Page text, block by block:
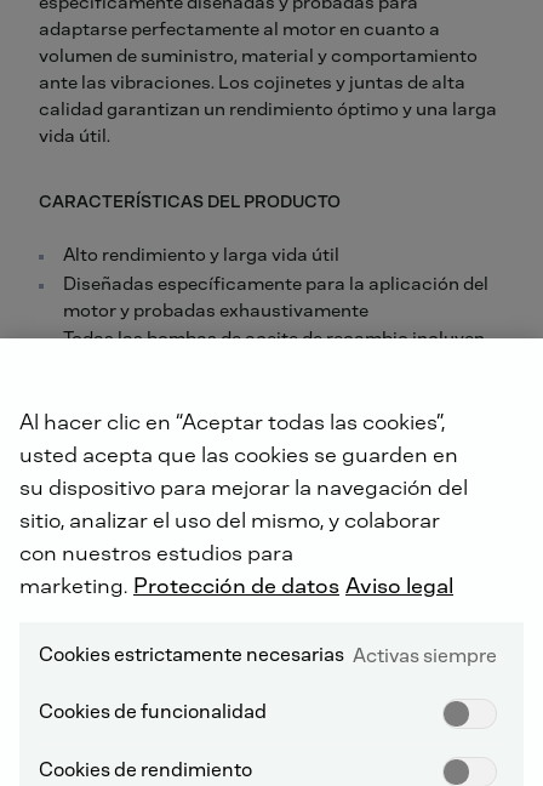
adaptarse perfectamente al motor en cuanto a
volumen de suministro, material y comportamiento
ante las vibraciones. Los cojinetes y juntas de alta
calidad garantizan un rendimiento óptimo y una larga
vida útil.
CARACTERÍSTICAS DEL PRODUCTO
Alto rendimiento y larga vida útil
Diseñadas específicamente para la aplicación del
motor y probadas exhaustivamente
Todas las bombas de aceite de recambio incluyen
DEUTZ SERVICE WORLDWIDE
Al hacer clic en “Aceptar todas las cookies”,
usted acepta que las cookies se guarden en
su dispositivo para mejorar la navegación del
sitio, analizar el uso del mismo, y colaborar
con nuestros estudios para
marketing. Protección de datos Aviso legal
Cookies estrictamente necesarias Activas siempre
Cookies de funcionalidad
Cookies de rendimiento